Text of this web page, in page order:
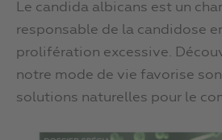
Le candida albicans est un
responsable de la candidose
prolifération excessive.
notre mode de vie favorise
solutions naturelles pour le